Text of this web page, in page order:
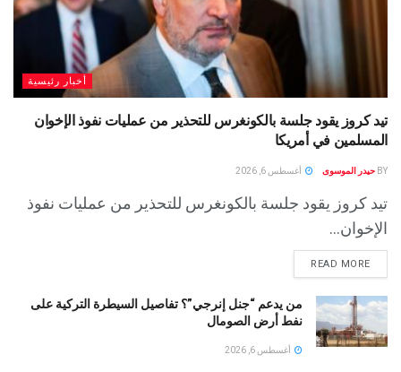
أخبار رئيسية
تيد كروز يقود جلسة بالكونغرس للتحذير من عمليات نفوذ الإخوان
المسلمين في أمريكا
BY حيدر الموسوى أغسطس 6, 2026
تيد كروز يقود جلسة بالكونغرس للتحذير من عمليات نفوذ
الإخوان...
READ MORE
من يدعم “جنل إنرجي”؟ تفاصيل السيطرة التركية على
نفط أرض الصومال
أغسطس 6, 2026